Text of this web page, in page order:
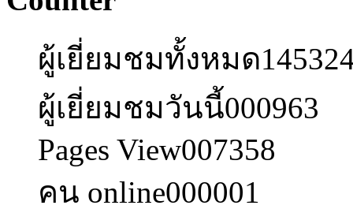
ผู้เยี่ยมชมทั้งหมด
ผู้เยี่ยมชมวันนี้000963
Pages View007358
คน online000001